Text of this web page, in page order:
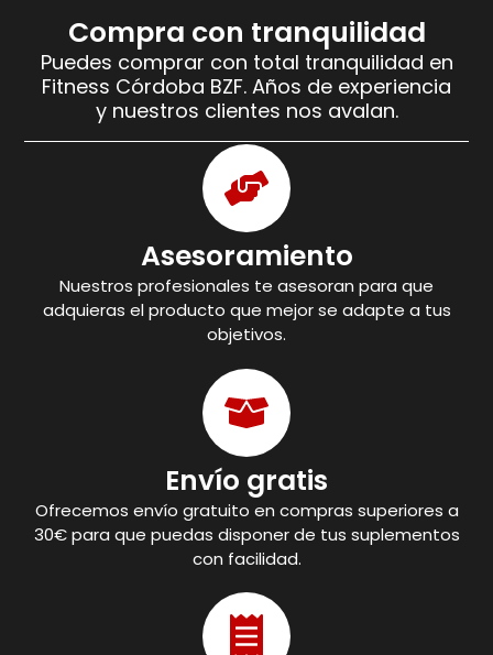
Compra con tranquilidad
Puedes comprar con total tranquilidad en
Fitness Córdoba BZF. Años de experiencia
y nuestros clientes nos avalan.
Asesoramiento
Nuestros profesionales te asesoran para que
adquieras el producto que mejor se adapte a tus
objetivos.
Envío gratis
Ofrecemos envío gratuito en compras superiores a
30€ para que puedas disponer de tus suplementos
con facilidad.